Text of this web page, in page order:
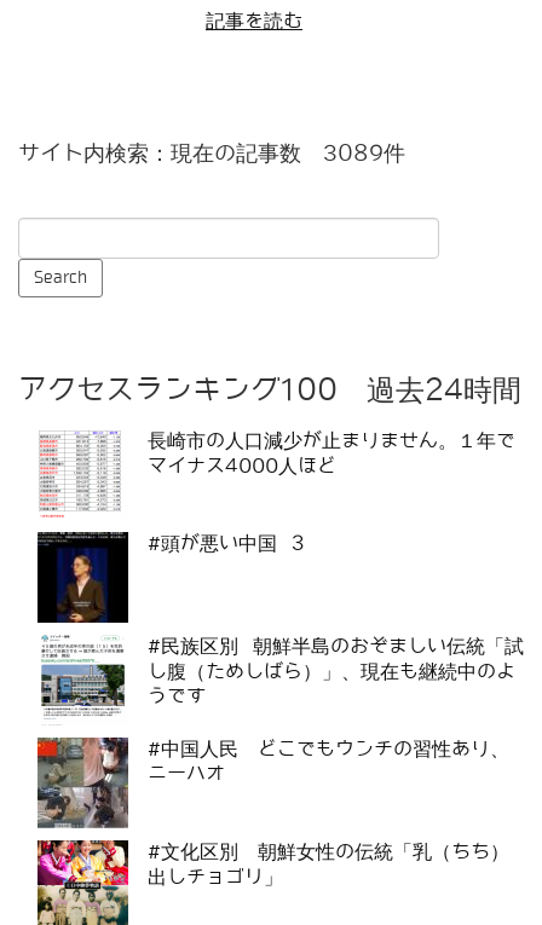
記事を読む
サイト内検索：現在の記事数 3089件
アクセスランキング100 過去24時間
長崎市の人口減少が止まりません。１年で
マイナス4000人ほど
#頭が悪い中国 3
#民族区別 朝鮮半島のおぞましい伝統「試
し腹（ためしばら）」、現在も継続中のよ
うです
#中国人民 どこでもウンチの習性あり、
ニーハオ
#文化区別 朝鮮女性の伝統「乳（ちち）
出しチョゴリ」